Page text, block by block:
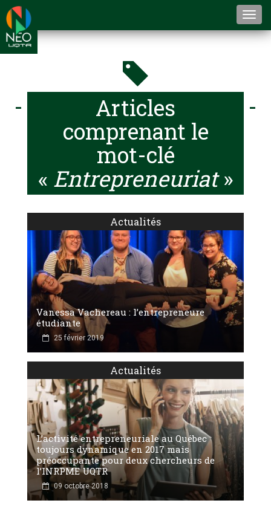
Articles
comprenant le
mot-clé
« Entrepreneuriat»
Actualités
Vanessa Vachereau : l’entrepreneure
étudiante
25 février 2019
Actualités
L’activité entrepreneuriale au Québec
toujours dynamique en 2017 mais
préoccupante pour deux chercheurs de
l’INRPME UQTR
09 octobre 2018